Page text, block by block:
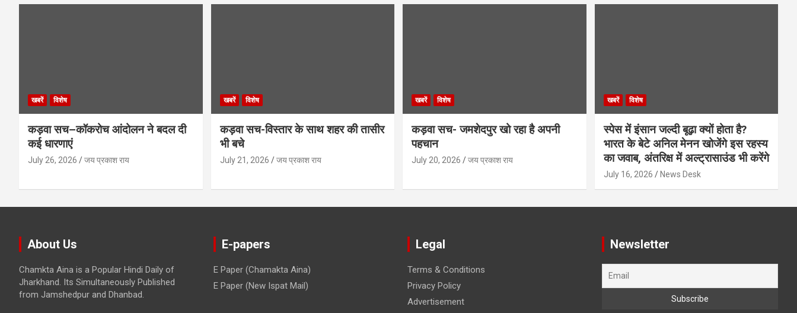
खबरें विशेष
कड़वा सच–कॉकरोच आंदोलन ने बदल दी
कई धारणाएं
July 26, 2026 जय प्रकाश राय
खबरें विशेष
कड़वा सच-विस्तार के साथ शहर की तासीर
भी बचे
July 21, 2026 जय प्रकाश राय
खबरें विशेष
कड़वा सच- जमशेदपुर खो रहा है अपनी
पहचान
July 20, 2026 जय प्रकाश राय
खबरें विशेष
स्पेस में इंसान जल्दी बूढ़ा क्यों होता है?
भारत के बेटे अनिल मेनन खोजेंगे इस रहस्य
का जवाब, अंतरिक्ष में अल्ट्रासाउंड भी करेंगे
July 16, 2026 News Desk
About Us
Chamkta Aina is a Popular Hindi Daily of
Jharkhand. Its Simultaneously Published
from Jamshedpur and Dhanbad.
E-papers
E Paper (Chamakta Aina)
E Paper (New Ispat Mail)
Legal
Terms & Conditions
Privacy Policy
Advertisement
Newsletter